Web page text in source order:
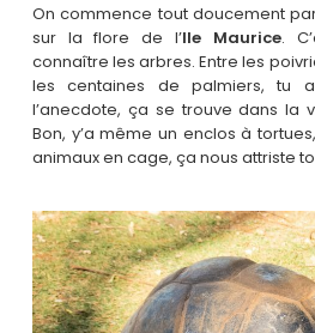
On commence tout doucement
sur la flore de l’Ile Maurice.
connaître les arbres. Entre les
les centaines de palmiers, tu
l’anecdote, ça se trouve dans la
Bon, y’a même un enclos à
animaux en cage, ça nous attriste